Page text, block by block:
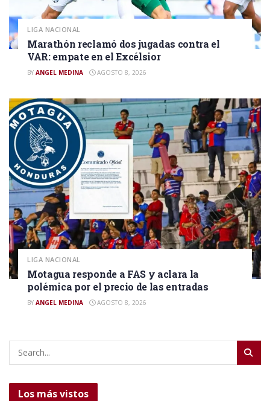
LIGA NACIONAL
Marathón reclamó dos jugadas contra el
VAR: empate en el Excélsior
BY ANGEL MEDINA AGOSTO 8, 2026
LIGA NACIONAL
Motagua responde a FAS y aclara la
polémica por el precio de las entradas
BY ANGEL MEDINA AGOSTO 8, 2026
Los más vistos